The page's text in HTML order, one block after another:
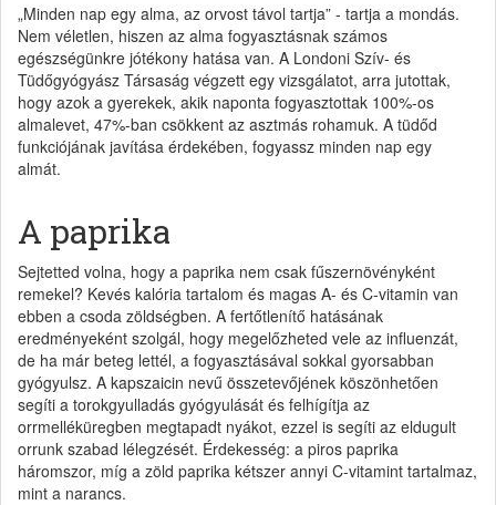
„Minden nap egy alma, az orvost távol tartja” - tartja a mondás.
Nem véletlen, hiszen az alma fogyasztásnak számos
egészségünkre jótékony hatása van. A Londoni Szív- és
Tüdőgyógyász Társaság végzett egy vizsgálatot, arra jutottak,
hogy azok a gyerekek, akik naponta fogyasztottak 100%-os
almalevet, 47%-ban csökkent az asztmás rohamuk. A tüdőd
funkciójának javítása érdekében, fogyassz minden nap egy
almát.
A paprika
Sejtetted volna, hogy a paprika nem csak fűszernövényként
remekel? Kevés kalória tartalom és magas A- és C-vitamin van
ebben a csoda zöldségben. A fertőtlenítő hatásának
eredményeként szolgál, hogy megelőzheted vele az influenzát,
de ha már beteg lettél, a fogyasztásával sokkal gyorsabban
gyógyulsz. A kapszaicin nevű összetevőjének köszönhetően
segíti a torokgyulladás gyógyulását és felhígítja az
orrmelléküregben megtapadt nyákot, ezzel is segíti az eldugult
orrunk szabad lélegzését. Érdekesség: a piros paprika
háromszor, míg a zöld paprika kétszer annyi C-vitamint tartalmaz,
mint a narancs.